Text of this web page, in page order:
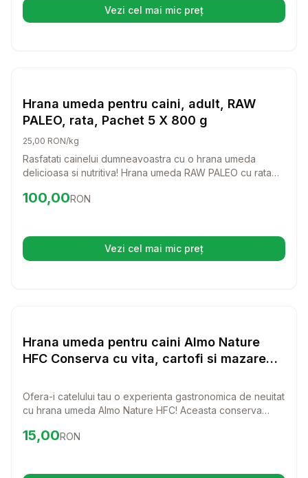
Vezi cel mai mic preț(se deschide într-o filă nouă)
Hrana Umeda Caini
Hrana umeda pentru caini, adult, RAW
PALEO, rata, Pachet 5 X 800 g
25,00 RON/kg
Rasfatati cainelui dumneavoastra cu o hrana umeda
delicioasa si nutritiva! Hrana umeda RAW PALEO cu rata
in proteine de calitate superioara si fara cereale.
Preț: 100.00 RON
100,00RON
Vezi cel mai mic preț(se deschide într-o filă nouă)
Hrana Umeda Caini
Hrana umeda pentru caini Almo Nature
HFC Conserva cu vita, cartofi si mazare
Ofera-i catelului tau o experienta gastronomica de neuitat
cu hrana umeda Almo Nature HFC! Aceasta conserva
de cea mai buna calitate, astfel incat patrupedul tau sa se
Preț:15.00
15,00RON